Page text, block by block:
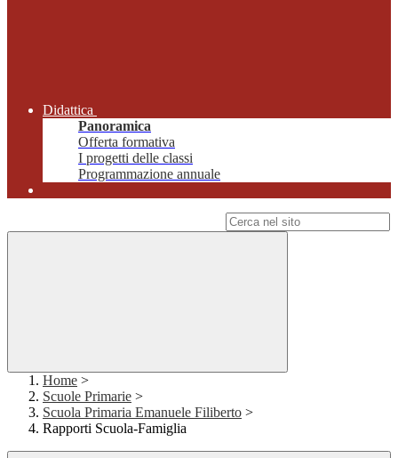
Didattica
Panoramica
Offerta formativa
I progetti delle classi
Programmazione annuale
Home >
Scuole Primarie >
Scuola Primaria Emanuele Filiberto >
Rapporti Scuola-Famiglia